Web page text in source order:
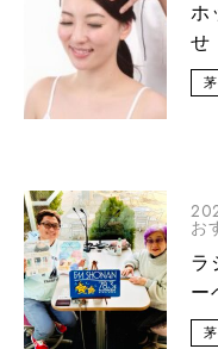
ホ
せ
お
ラ
ー